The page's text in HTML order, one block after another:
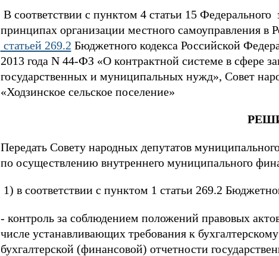
В соответствии с пунктом 4 статьи 15
принципах организации местного самоуправления в
статьей 269.2 Бюджетного кодекса Российской
2013 года N 44-ФЗ «О контрактной системе в сфере
государственных и муниципальных нужд», Совет
«Ходзинское сельское поселение»
Передать Совету народных депутатов
по осуществлению внутреннего муниципального
1) в соответствии с пунктом 1 статьи 269.2
- контроль за соблюдением положений правовых
числе устанавливающих требования к
бухгалтерской (финансовой) отчетности